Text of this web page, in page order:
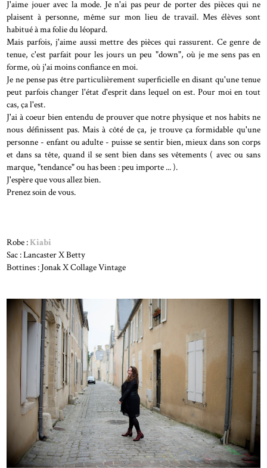
J'aime jouer avec la mode. Je n'ai pas peur de porter des pièces qui ne
plaisent à personne, même sur mon lieu de travail. Mes élèves sont
habitué à ma folie du léopard.
Mais parfois, j'aime aussi mettre des pièces qui rassurent. Ce genre de
tenue, c'est parfait pour les jours un peu "down", où je me sens pas en
forme, où j'ai moins confiance en moi.
Je ne pense pas être particulièrement superficielle en disant qu'une tenue
peut parfois changer l'état d'esprit dans lequel on est. Pour moi en tout
cas, ça l'est.
J'ai à coeur bien entendu de prouver que notre physique et nos habits ne
nous définissent pas. Mais à côté de ça, je trouve ça formidable qu'une
personne - enfant ou adulte - puisse se sentir bien, mieux dans son corps
et dans sa tête, quand il se sent bien dans ses vêtements ( avec ou sans
marque, "tendance" ou has been : peu importe ... ).
J'espère que vous allez bien.
Prenez soin de vous.
Robe :Kiabi
Sac : Lancaster X Betty
Bottines : Jonak X Collage Vintage